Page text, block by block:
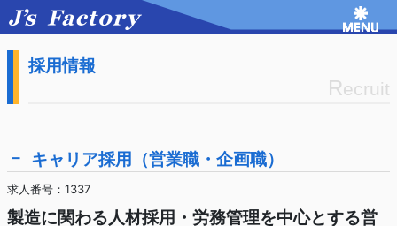
採用情報
Recruit
キャリア採用（営業職・企画職）
求人番号：1337
製造に関わる人材採用・労務管理を中心とする営